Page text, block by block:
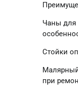
Чаны для
Стойки
при